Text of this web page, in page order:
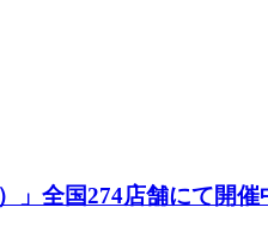
」全国274店舗にて開催